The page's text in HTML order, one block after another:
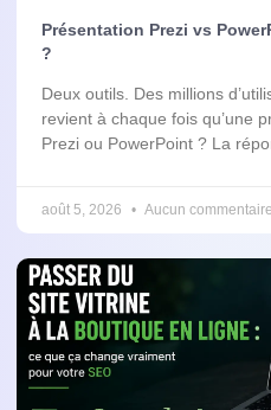
Présentation Prezi vs
?
Deux outils. Des millions
revient à chaque fois qu’une
Prezi ou PowerPoint ? La
août 5, 2026 Aucun commentaire